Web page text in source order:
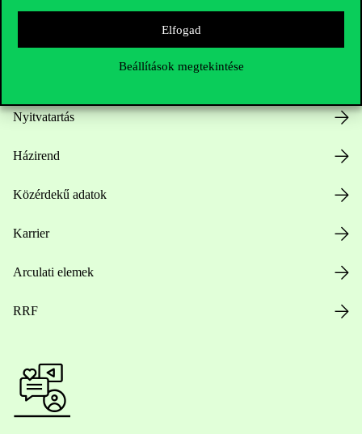
Elfogad
Beállítások megtekintése
Hasznos linkek
Nyitvatartás
Házirend
Közérdekű adatok
Karrier
Arculati elemek
RRF